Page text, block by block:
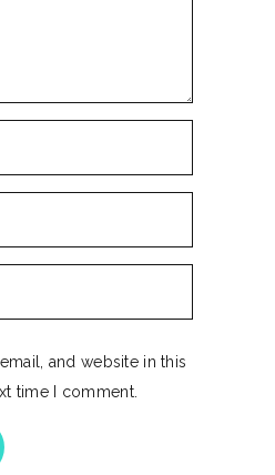
and website in this
time I comment.